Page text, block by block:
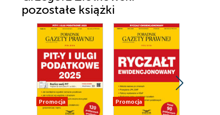
pozostałe książki
Promocja Promocja